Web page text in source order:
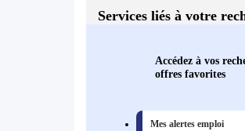
Services liés à votre
Accédez à vos
offres favorites
Mes alertes emploi